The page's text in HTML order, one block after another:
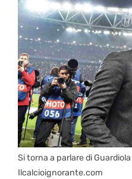
Si torna a parlare di
Ilcalcioignorante.com